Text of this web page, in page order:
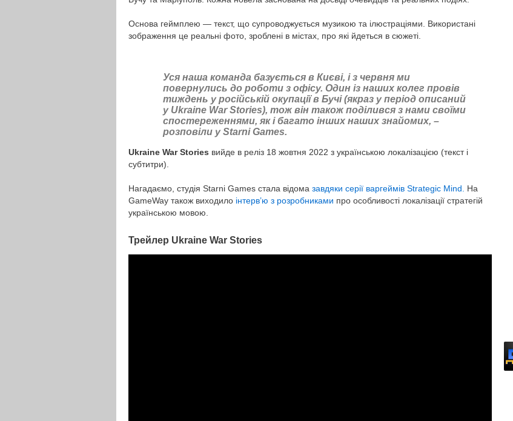
Основа геймплею — текст, що супроводжується музикою та ілюстраціями. Використані
зображення це реальні фото, зроблені в містах, про які йдеться в сюжеті.
Уся наша команда базується в Києві, і з червня ми
повернулись до роботи з офісу. Один із наших колег провів
тиждень у російській окупації в Бучі (якраз у період описаний
у Ukraine War Stories), тож він також поділився з нами своїми
спостереженнями, як і багато інших наших знайомих, –
розповіли у Starni Games.
Ukraine War Stories вийде в реліз 18 жовтня 2022 з українською локалізацією (текст і
субтитри).
Нагадаємо, студія Starni Games стала відома завдяки серії варгеймів Strategic Mind.
На
GameWay також виходило інтерв’ю з розробниками про особливості локалізації стратегій
українською мовою.
Трейлер Ukraine War Stories